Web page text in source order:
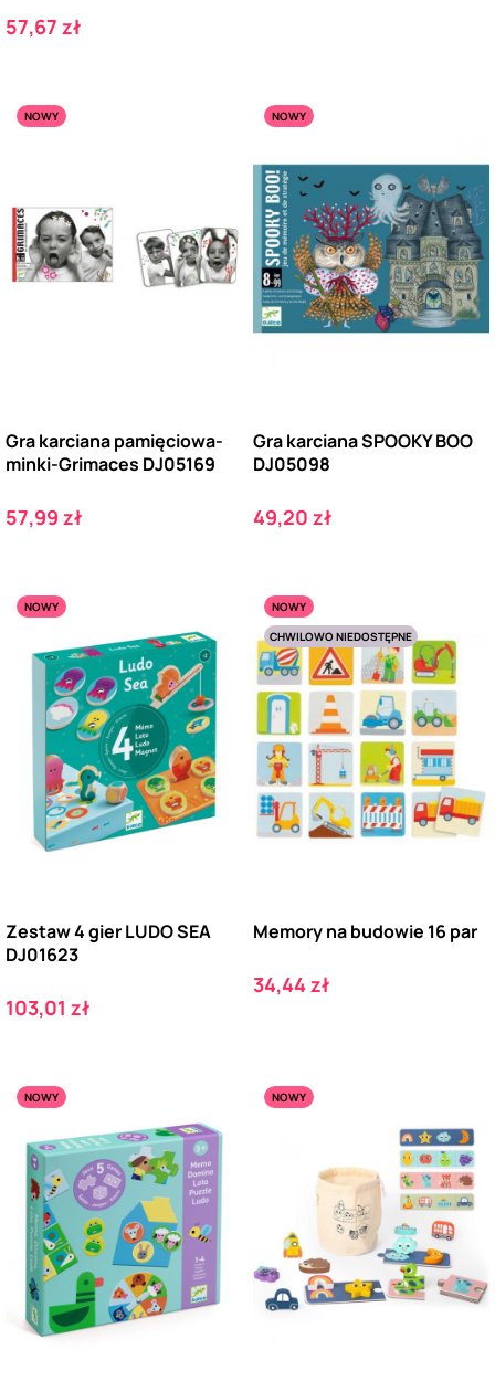
Cena
57,67 zł
NOWY
Gra karciana pamięciowa-
minki-Grimaces DJ05169
Cena
57,99 zł
NOWY
Gra karciana SPOOKY BOO
DJ05098
Cena
49,20 zł
NOWY
Zestaw 4 gier LUDO SEA
DJ01623
Cena
103,01 zł
NOWY
CHWILOWO NIEDOSTĘPNE
Memory na budowie 16 par
Cena
34,44 zł
NOWY NOWY